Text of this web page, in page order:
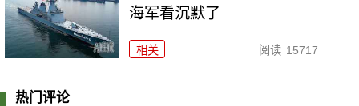
海军看沉默了
相关 阅读 15717
热门评论